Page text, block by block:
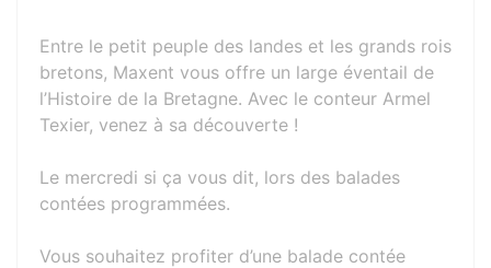
Entre le petit peuple des landes et les grands rois
bretons, Maxent vous offre un large éventail de
l’Histoire de la Bretagne. Avec le conteur Armel
Texier, venez à sa découverte !
Le mercredi si ça vous dit, lors des balades
contées programmées.
Vous souhaitez profiter d’une balade contée